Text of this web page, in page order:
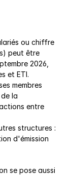
ou chiffre
peut être
2026,
et ETI.
membres
la
entre
structures :
d'émission
se pose aussi